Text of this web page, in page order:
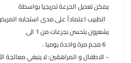
يمكن تعديل الجرعة تدريجيا بواسطة
الطبيب اعتماداً على مدى استجابه
يشعرون بتحسن بجرعات من 1 الى
- الاطفال و المراهقين: لا ينبغي معالجة